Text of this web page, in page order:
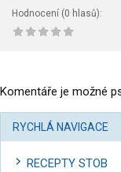
Hodnocení (0 hlasů):
Komentáře je možné
RYCHLÁ NAVIGACE
RECEPTY STOB